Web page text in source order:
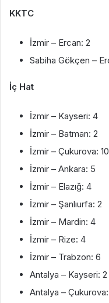
KKTC
İzmir – Ercan: 2
Sabiha Gökçen –
İç Hat
İzmir – Kayseri: 4
İzmir – Batman: 2
İzmir – Çukurova: 10
İzmir – Ankara: 5
İzmir – Elazığ: 4
İzmir – Şanlıurfa: 2
İzmir – Mardin: 4
İzmir – Rize: 4
İzmir – Trabzon: 6
Antalya – Kayseri: 2
Antalya –